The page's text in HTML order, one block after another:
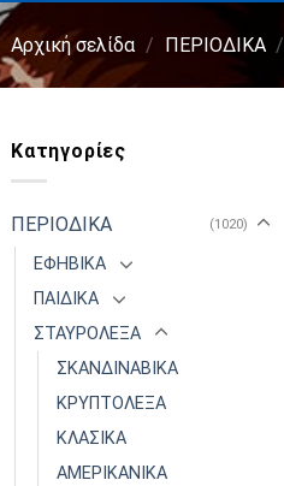
Αρχική σελίδα / ΠΕΡΙΟΔΙΚΑ /
Κατηγορίες
ΠΕΡΙΟΔΙΚΑ (1020)
ΕΦΗΒΙΚΑ
ΠΑΙΔΙΚΑ
ΣΤΑΥΡΟΛΕΞΑ
ΣΚΑΝΔΙΝΑΒΙΚΑ
ΚΡΥΠΤΟΛΕΞΑ
ΚΛΑΣΙΚΑ
ΑΜΕΡΙΚΑΝΙΚΑ